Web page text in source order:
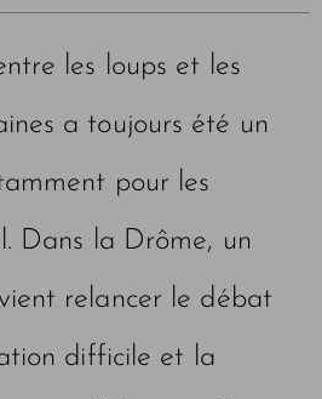
les loups et les
a toujours été un
pour les
Dans la Drôme, un
vient relancer le débat
difficile et la